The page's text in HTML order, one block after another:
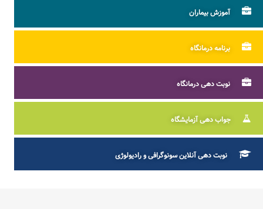
آموزش بیماران
برنامه درمانگاه
نوبت دهی درمانگاه
جواب دهی آزمایشگاه
نوبت دهی آنلاین سونوگرافی و رادیولوژی